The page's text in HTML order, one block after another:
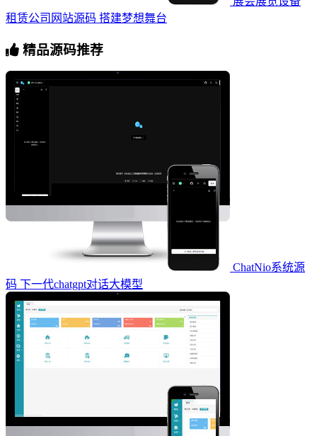
租赁公司网站源码 搭建梦想舞台
精品源码推荐
ChatNio系统源
码 下一代chatgpt对话大模型